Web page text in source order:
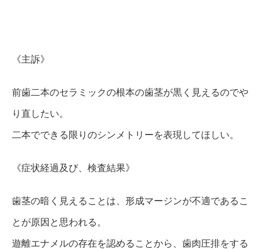
《主訴》
前歯二本のセラミックの根本の歯茎が黒く見えるのでや
り直したい。
二本でできる限りのシンメトリーを表現してほしい。
《症状経過及び、検査結果》
歯茎の暗く見えることは、形成マージンが不適であるこ
とが原因と思われる。
遊離エナメルの存在を認めることから、歯肉圧排をする